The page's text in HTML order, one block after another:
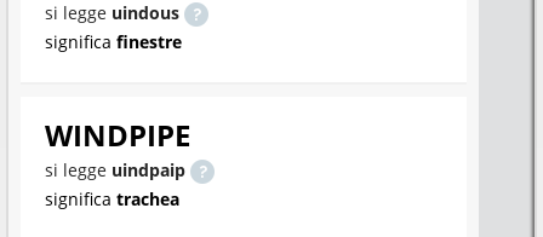
si legge uindous
significa finestre
WINDPIPE
si legge uindpaip
significa trachea